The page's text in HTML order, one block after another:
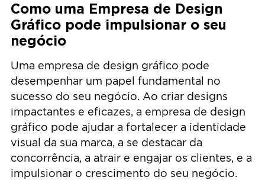
Como uma Empresa de Design
Gráfico pode impulsionar o seu
negócio
Uma empresa de design gráfico pode
desempenhar um papel fundamental no
sucesso do seu negócio. Ao criar designs
impactantes e eficazes, a empresa de design
gráfico pode ajudar a fortalecer a identidade
visual da sua marca, a se destacar da
concorrência, a atrair e engajar os clientes, e a
impulsionar o crescimento do seu negócio.